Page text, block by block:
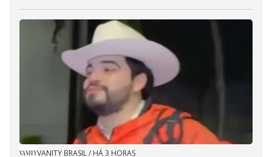
VANITY BRASIL/ HÁ 3 HORAS